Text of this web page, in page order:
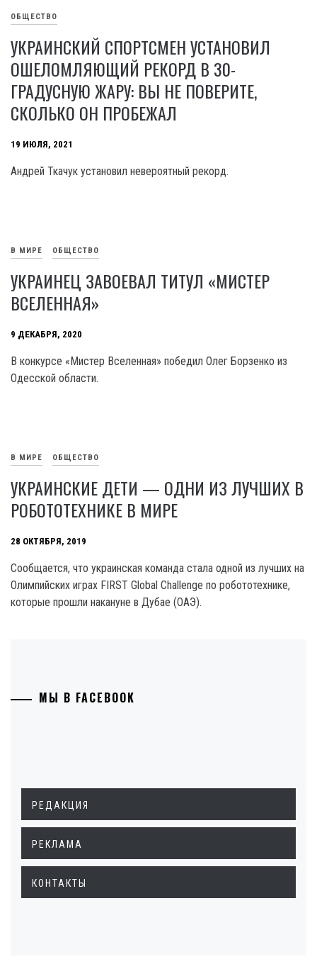
ОБЩЕСТВО
УКРАИНСКИЙ СПОРТСМЕН УСТАНОВИЛ
ОШЕЛОМЛЯЮЩИЙ РЕКОРД В 30-
ГРАДУСНУЮ ЖАРУ: ВЫ НЕ ПОВЕРИТЕ,
СКОЛЬКО ОН ПРОБЕЖАЛ
19 ИЮЛЯ, 2021
Андрей Ткачук установил невероятный рекорд.
В МИРЕ ОБЩЕСТВО
УКРАИНЕЦ ЗАВОЕВАЛ ТИТУЛ «МИСТЕР
ВСЕЛЕННАЯ»
9 ДЕКАБРЯ, 2020
В конкурсе «Мистер Вселенная» победил Олег Борзенко из
Одесской области.
В МИРЕ ОБЩЕСТВО
УКРАИНСКИЕ ДЕТИ — ОДНИ ИЗ ЛУЧШИХ В
РОБОТОТЕХНИКЕ В МИРЕ
28 ОКТЯБРЯ, 2019
Сообщается, что украинская команда стала одной из лучших на
Олимпийских играх FIRST Global Challenge по робототехнике,
которые прошли накануне в Дубае (ОАЭ).
МЫ В FACEBOOK
РЕДАКЦИЯ
РЕКЛАМА
КОНТАКТЫ